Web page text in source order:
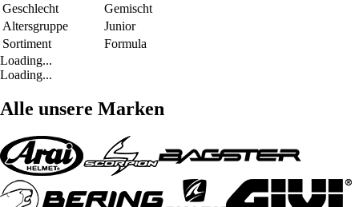
Geschlecht
Gemischt
Altersgruppe
Junior
Sortiment
Formula
Loading...
Loading...
Alle unsere Marken